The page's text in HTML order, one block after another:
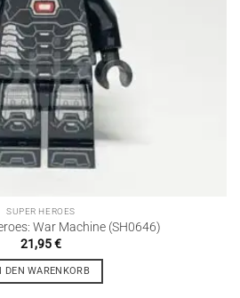
SUPER HEROES
War Machine (SH0646)
21,95€
DEN WARENKORB